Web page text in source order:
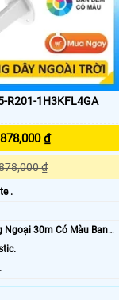
R201-1H3KFL4GA
₫
₫
.
Ngoại 30m Có Màu Ban